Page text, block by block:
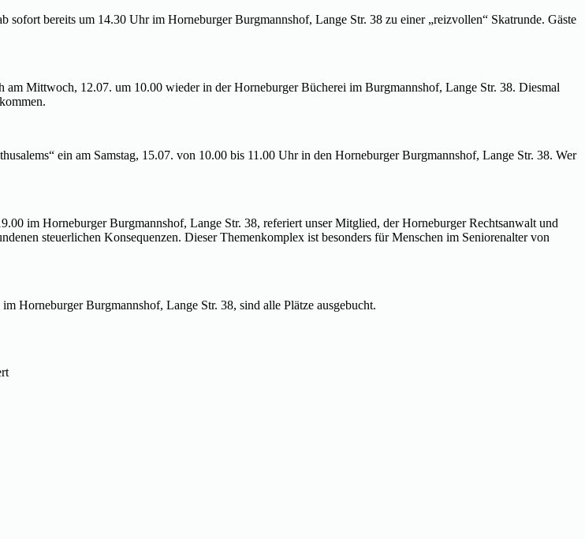
sofort bereits um 14.30 Uhr im Horneburger Burgmannshof, Lange Str. 38 zu einer „reizvollen“ Skatrunde. Gäste
am Mittwoch, 12.07. um 10.00 wieder in der Horneburger Bücherei im Burgmannshof, Lange Str. 38. Diesmal
ein am Samstag, 15.07. von 10.00 bis 11.00 Uhr in den Horneburger Burgmannshof, Lange Str. 38. Wer
im Horneburger Burgmannshof, Lange Str. 38, referiert unser Mitglied, der Horneburger Rechtsanwalt und
steuerlichen Konsequenzen. Dieser Themenkomplex ist besonders für Menschen im Seniorenalter von
Horneburger Burgmannshof, Lange Str. 38, sind alle Plätze ausgebucht.